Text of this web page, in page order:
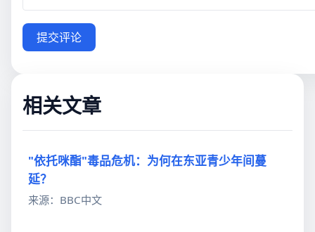
提交评论
相关文章
"依托咪酯"毒品危机：为何在东亚青少年间蔓
延？
来源：BBC中文